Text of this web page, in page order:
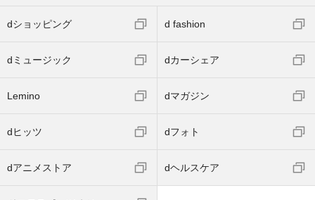
dショッピング d fashion
dミュージック dカーシェア
Lemino dマガジン
dヒッツ dフォト
dアニメストア dヘルスケア